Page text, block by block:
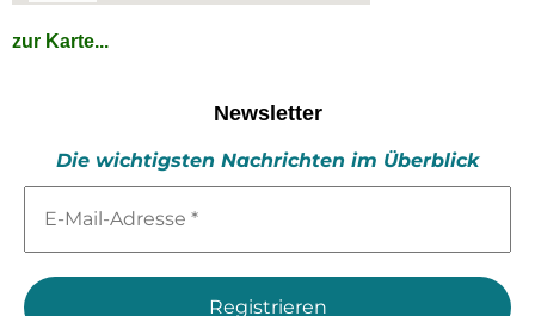
zur Karte...
Newsletter
Die wichtigsten Nachrichten im Überblick
Mail-
*